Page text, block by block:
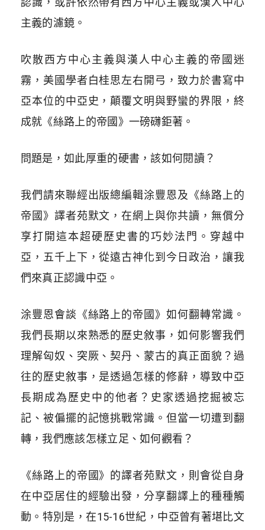
主義的濾鏡。
吹散西方中心主義與漢人中心主義的帝國迷
霧，美國學者白桂思左右開弓，致力於書寫中
亞本位的中亞史，顛覆文明與野蠻的界限，終
成就《絲路上的帝國》一磅礴鉅著。
問題是，如此厚重的硬書，該如何閱讀？
我們請來聯經出版總編輯涂豐恩及《絲路上的
帝國》譯者苑默文，在網上與你共讀，無償分
享打開這本超硬歷史書的巧妙法門。穿越中
亞，五千上下，從遠古神化到今日政治，讓我
們來真正認識中亞。
涂豐恩會談《絲路上的帝國》如何翻轉常識。
我們長期以來熟悉的歷史敘事，如何影響我們
理解匈奴、突厥、契丹、蒙古的真正面貌？過
往的歷史敘事，是透過怎樣的修辭，導致中亞
長期成為歷史中的他者？史家透過挖掘被忘
記、被偏擺的記憶挑戰常識。但當一切遭到翻
轉，我們應該怎樣立足、如何觀看？
《絲路上的帝國》的譯者苑默文，則會從自身
在中亞居住的經驗出發，分享翻譯上的種種觸
動。特別是，在15-16世紀，中亞曾有著堪比文